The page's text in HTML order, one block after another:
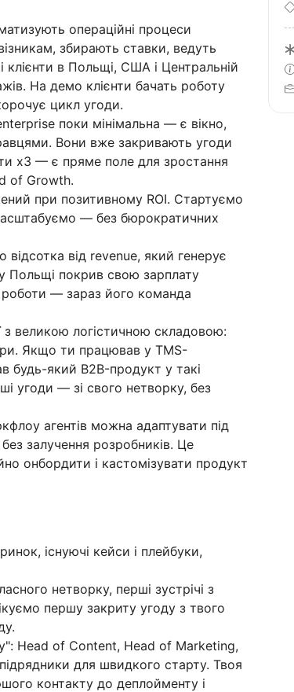
операційні процеси
збирають ставки, ведуть
в Польщі, США і Центральній
На демо клієнти бачать роботу
цикл угоди.
поки мінімальна — є вікно,
Вони вже закривають угоди
х3 — є пряме поле для зростання
of Growth.
при позитивному ROI. Стартуємо
— без бюрократичних
від revenue, який генерує
Польщі покрив свою зарплату
— зараз його команда
великою логістичною складовою:
Якщо ти працював у TMS-
будь-який B2B-продукт у такі
угоди — зі свого нетворку, без
агентів можна адаптувати під
залучення розробників. Це
онбордити і кастомізувати продукт
існуючі кейси і плейбуки,
нетворку, перші зустрічі з
першу закриту угоду з твого
Head of Content, Head of Marketing,
для швидкого старту. Твоя
контакту до деплойменту і